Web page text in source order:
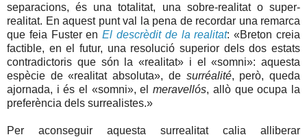
separacions, és una totalitat, una sobre-realitat o super-
realitat. En aquest punt val la pena de recordar una remarca
que feia Fuster enEl descrèdit de la realitat: «Breton creia
factible, en el futur, una resolució superior dels dos estats
contradictoris que són la «realitat» i el «somni»: aquesta
espècie de «realitat absoluta», de surréalité, però, queda
ajornada, i és el «somni», elmeravellós, allò que ocupa la
preferència dels surrealistes.»
Per aconseguir aquesta surrealitat calia alliberar